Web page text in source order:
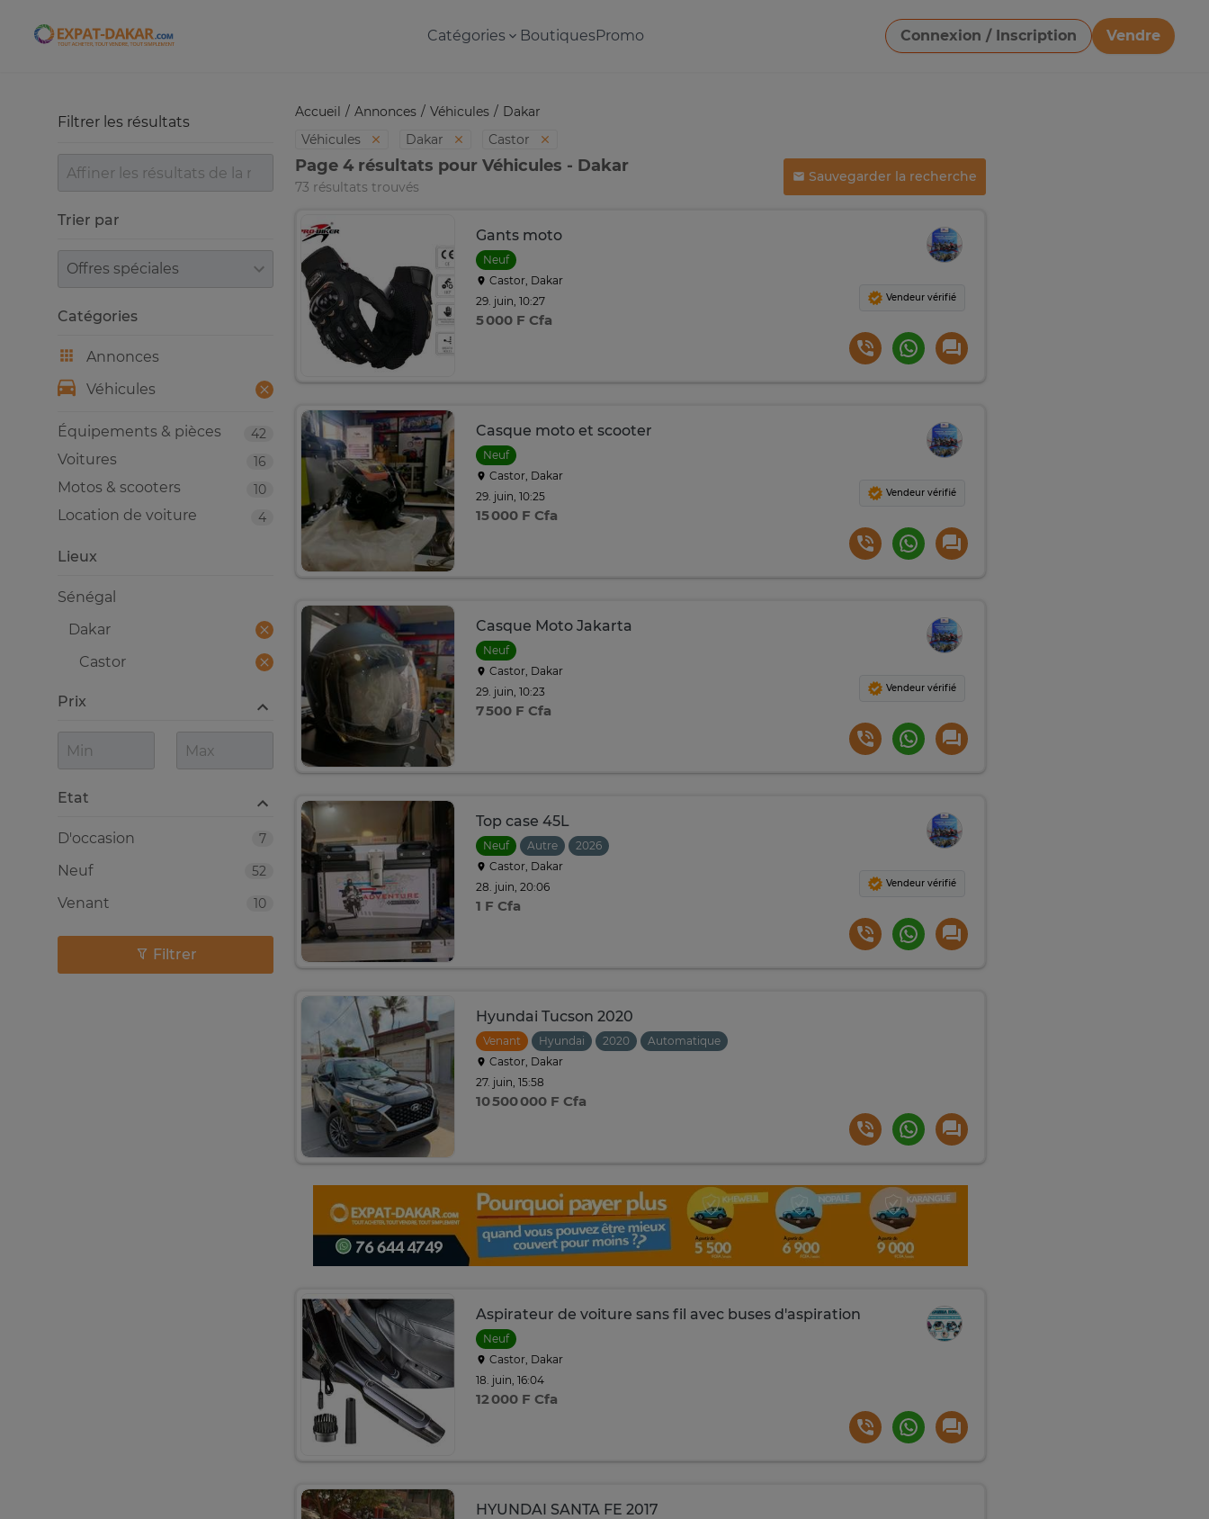
Expat-Dakar Catégories BoutiquesPromo Connexion / Inscription
Vendre
Télécharger une image
Accueil Annonces Véhicules
Dakar
Véhicules
Dakar Castor
Page 4 résultats pour Véhicules - Dakar
73 résultats trouvés
Sauvegarder la recherche
Gants moto
Neuf
Castor, Dakar
29. juin, 10:27
5 000 F Cfa
Vendeur vérifié
Casque moto et scooter
Neuf
Castor, Dakar
29. juin, 10:25
15 000 F Cfa
Vendeur vérifié
Casque Moto Jakarta
Neuf
Castor, Dakar
29. juin, 10:23
7 500 F Cfa
Vendeur vérifié
Top case 45L
Neuf Autre
2026
Castor, Dakar
28. juin, 20:06
1 F Cfa
Vendeur vérifié
Hyundai Tucson 2020
Venant Hyundai 2020
Automatique
Castor, Dakar
27. juin, 15:58
10 500 000 F Cfa
Aspirateur de voiture sans fil avec buses d'aspiration
Neuf
Castor, Dakar
18. juin, 16:04
12 000 F Cfa
HYUNDAI SANTA FE 2017
Filtrer les résultats
Trier par
Trier par
Catégories
Annonces
Véhicules
42
Équipements & pièces
16
Voitures
10
Motos & scooters
4
Location de voiture
Lieux
Sénégal
Dakar
Castor
Prix
Etat
7
D'occasion
52
Neuf
10
Venant
Filtrer